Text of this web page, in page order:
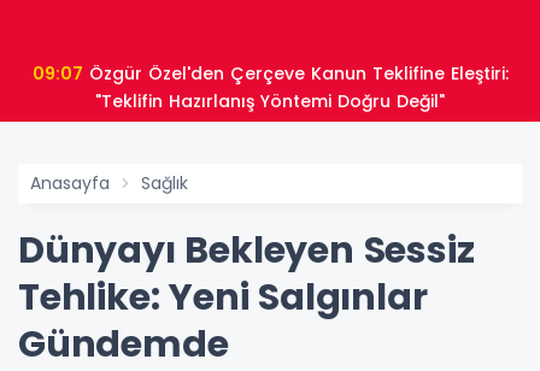
09:07
"Teklifin Hazırlanış Yöntemi Doğru Değil"
Anasayfa Sağlık
Dünyayı Bekleyen Sessiz
Tehlike: Yeni Salgınlar
Gündemde